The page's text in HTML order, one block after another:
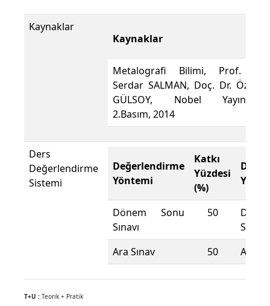
Kaynaklar
Kaynaklar
Metalografi Bilimi, Prof. Dr.
Serdar SALMAN, Doç. Dr. Özkan
GÜLSOY, Nobel Yayıncılık,
2.Basım, 2014
Ders
Değerlendirme
Sistemi
Değerlendirme
Yöntemi
Katkı
Yüzdesi
(%)
Dönem Sonu
Sınavı
50
Sınavı
Ara Sınav
50 Ara
T+U : Teorik + Pratik